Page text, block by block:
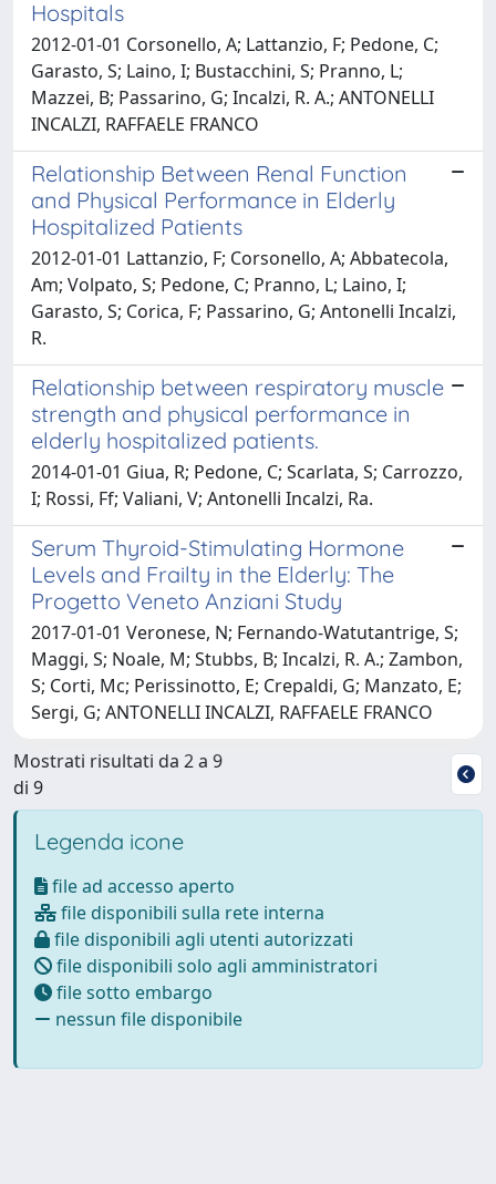
Hospitals
2012-01-01 Corsonello, A; Lattanzio, F; Pedone, C;
Garasto, S; Laino, I; Bustacchini, S; Pranno, L;
Mazzei, B; Passarino, G; Incalzi, R. A.; ANTONELLI
INCALZI, RAFFAELE FRANCO
Relationship Between Renal Function
and Physical Performance in Elderly
Hospitalized Patients
2012-01-01 Lattanzio, F; Corsonello, A; Abbatecola,
Am; Volpato, S; Pedone, C; Pranno, L; Laino, I;
Garasto, S; Corica, F; Passarino, G; Antonelli Incalzi,
R.
Relationship between respiratory muscle
strength and physical performance in
elderly hospitalized patients.
2014-01-01 Giua, R; Pedone, C; Scarlata, S; Carrozzo,
I; Rossi, Ff; Valiani, V; Antonelli Incalzi, Ra.
Serum Thyroid-Stimulating Hormone
Levels and Frailty in the Elderly: The
Progetto Veneto Anziani Study
2017-01-01 Veronese, N; Fernando-Watutantrige, S;
Maggi, S; Noale, M; Stubbs, B; Incalzi, R. A.; Zambon,
S; Corti, Mc; Perissinotto, E; Crepaldi, G; Manzato, E;
Sergi, G; ANTONELLI INCALZI, RAFFAELE FRANCO
Mostrati risultati da 2 a 9
di 9
Legenda icone
file ad accesso aperto
file disponibili sulla rete interna
file disponibili agli utenti autorizzati
file disponibili solo agli amministratori
file sotto embargo
nessun file disponibile